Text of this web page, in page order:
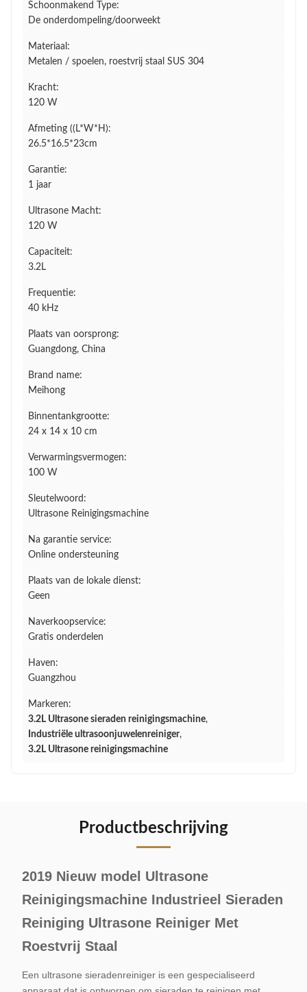
Schoonmakend Type:
De onderdompeling/doorweekt
Materiaal:
Metalen / spoelen, roestvrij staal SUS 304
Kracht:
120 W
Afmeting ((L*W*H):
26.5*16.5*23cm
Garantie:
1 jaar
Ultrasone Macht:
120 W
Capaciteit:
3.2L
Frequentie:
40 kHz
Plaats van oorsprong:
Guangdong, China
Brand name:
Meihong
Binnentankgrootte:
24 x 14 x 10 cm
Verwarmingsvermogen:
100 W
Sleutelwoord:
Ultrasone Reinigingsmachine
Na garantie service:
Online ondersteuning
Plaats van de lokale dienst:
Geen
Naverkoopservice:
Gratis onderdelen
Haven:
Guangzhou
Markeren:
3.2L Ultrasone sieraden reinigingsmachine,
Industriële ultrasoonjuwelenreiniger,
3.2L Ultrasone reinigingsmachine
Productbeschrijving
2019 Nieuw model Ultrasone
Reinigingsmachine Industrieel Sieraden
Reiniging Ultrasone Reiniger Met
Roestvrij Staal
Een ultrasone sieradenreiniger is een gespecialiseerd